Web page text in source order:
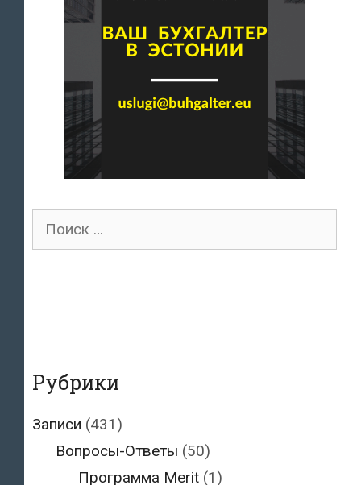
Поиск
Рубрики
Записи (431)
Вопросы-Ответы (50)
Программа Merit (1)